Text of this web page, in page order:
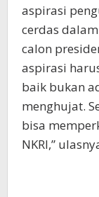
aspirasi
cerdas
calon
aspirasi
baik bukan
menghujat.
bisa
NKRI,”